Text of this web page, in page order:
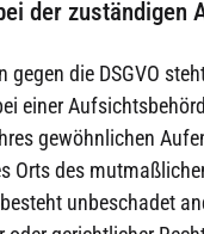
der
gegen die DSGVO
einer
gewöhnlichen
Orts des
unbeschadet